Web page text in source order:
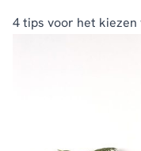
4 tips voor het kiezen